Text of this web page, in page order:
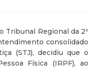
Tribunal Regional da 2ª
consolidado
(STJ), decidiu que o
Física (IRPF), ao